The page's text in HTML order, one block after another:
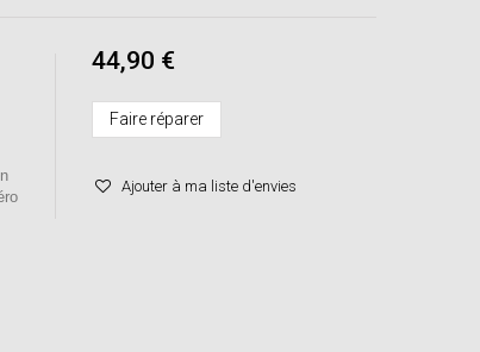
44,90 €
Faire réparer
Ajouter à ma liste d'envies